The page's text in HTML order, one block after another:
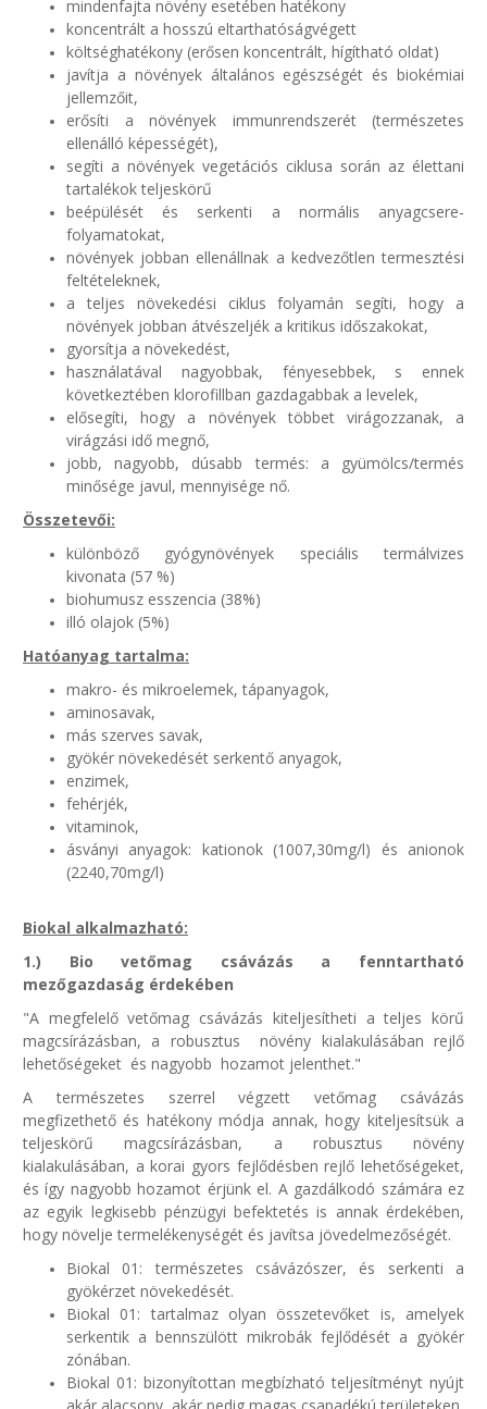
mindenfajta növény esetében hatékony
koncentrált a hosszú eltarthatóságvégett
költséghatékony (erősen koncentrált, hígítható oldat)
javítja a növények általános egészségét és biokémiai
jellemzőit,
erősíti a növények immunrendszerét (természetes
ellenálló képességét),
segíti a növények vegetációs ciklusa során az élettani
tartalékok teljeskörű
beépülését és serkenti a normális anyagcsere-
folyamatokat,
növények jobban ellenállnak a kedvezőtlen termesztési
feltételeknek,
a teljes növekedési ciklus folyamán segíti, hogy a
növények jobban átvészeljék a kritikus időszakokat,
gyorsítja a növekedést,
használatával nagyobbak, fényesebbek, s ennek
következtében klorofillban gazdagabbak a levelek,
elősegíti, hogy a növények többet virágozzanak, a
virágzási idő megnő,
jobb, nagyobb, dúsabb termés: a gyümölcs/termés
minősége javul, mennyisége nő.
Összetevői:
különböző gyógynövények speciális termálvizes
kivonata (57 %)
biohumusz esszencia (38%)
illó olajok (5%)
Hatóanyag tartalma:
makro- és mikroelemek, tápanyagok,
aminosavak,
más szerves savak,
gyökér növekedését serkentő anyagok,
enzimek,
fehérjék,
vitaminok,
ásványi anyagok: kationok (1007,30mg/l) és anionok
(2240,70mg/l)
Biokal alkalmazható:
1.) Bio vetőmag csávázás a fenntartható
mezőgazdaság érdekében
"A megfelelő vetőmag csávázás kiteljesítheti a teljes körű
magcsírázásban, a robusztus növény kialakulásában rejlő
lehetőségeket és nagyobb hozamot jelenthet."
A természetes szerrel végzett vetőmag csávázás
megfizethető és hatékony módja annak, hogy kiteljesítsük a
teljeskörű magcsírázásban, a robusztus növény
kialakulásában, a korai gyors fejlődésben rejlő lehetőségeket,
és így nagyobb hozamot érjünk el. A gazdálkodó számára ez
az egyik legkisebb pénzügyi befektetés is annak érdekében,
hogy növelje termelékenységét és javítsa jövedelmezőségét.
Biokal 01: természetes csávázószer, és serkenti a
gyökérzet növekedését.
Biokal 01: tartalmaz olyan összetevőket is, amelyek
serkentik a bennszülött mikrobák fejlődését a gyökér
zónában.
Biokal 01: bizonyítottan megbízható teljesítményt nyújt